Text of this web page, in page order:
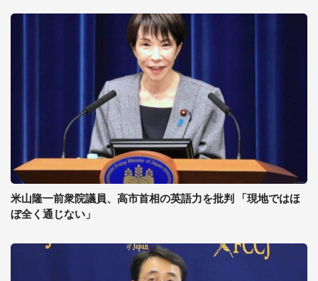
米山隆一前衆院議員、高市首相の英語力を批判 「現地ではほ
ぼ全く通じない」